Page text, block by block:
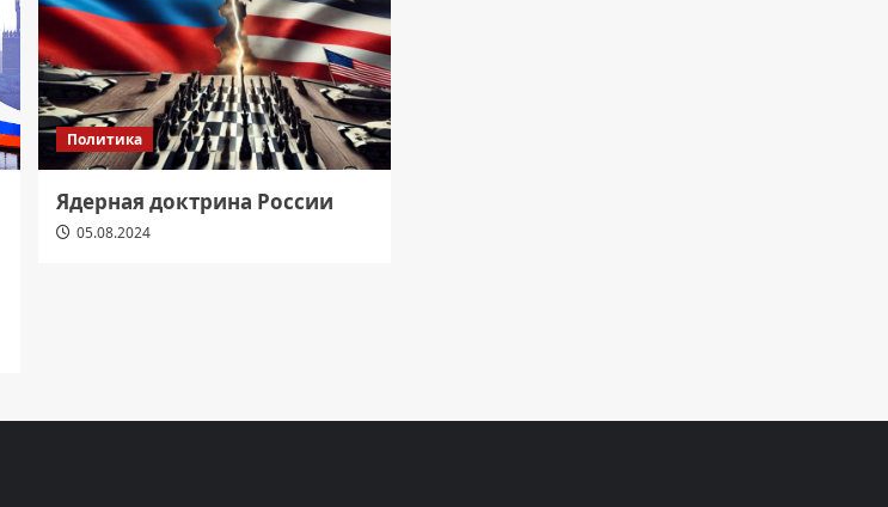
Политика
Ядерная доктрина России
05.08.2024